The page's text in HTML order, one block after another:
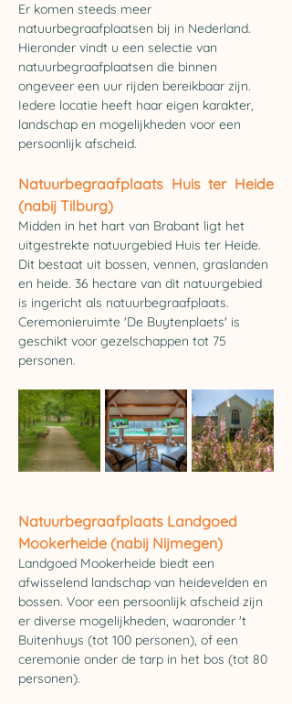
Er komen steeds meer
natuurbegraafplaatsen bij in Nederland.
Hieronder vindt u een selectie van
natuurbegraafplaatsen die binnen
ongeveer een uur rijden bereikbaar zijn.
Iedere locatie heeft haar eigen karakter,
landschap en mogelijkheden voor een
persoonlijk afscheid.
Natuurbegraafplaats Huis ter Heide
(nabij Tilburg)
Midden in het hart van Brabant ligt het
uitgestrekte natuurgebied Huis ter Heide.
Dit bestaat uit bossen, vennen, graslanden
en heide. 36 hectare van dit natuurgebied
is ingericht als natuurbegraafplaats.
Ceremonieruimte 'De Buytenplaets' is
geschikt voor gezelschappen tot 75
personen.
Natuurbegraafplaats Landgoed
Mookerheide (nabij Nijmegen)
Landgoed Mookerheide biedt een
afwisselend landschap van heidevelden en
bossen. Voor een persoonlijk afscheid zijn
er diverse mogelijkheden, waaronder 't
Buitenhuys (tot 100 personen), of een
ceremonie onder de tarp in het bos (tot 80
personen).